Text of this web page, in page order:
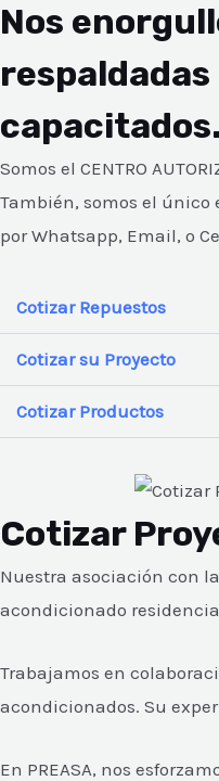
Nos
Somos el CENTRO
También, somos el único
por Whatsapp, Email, o
Cotizar Repuestos
Cotizar su Proyecto
Cotizar Productos
Cotizar
Nuestra asociación con
acondicionado
Trabajamos en
acondicionados. Su
En PREASA, nos